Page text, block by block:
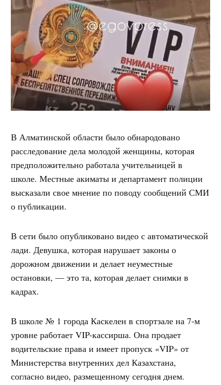
В Алматинской области было обнародовано
расследование дела молодой женщины, которая
предположительно работала учительницей в
школе. Местные акиматы и департамент полиции
высказали свое мнение по поводу сообщений СМИ
о публикации.
В сети было опубликовано видео с автоматической
лади. Девушка, которая нарушает законы о
дорожном движении и делает неуместные
остановки, — это та, которая делает снимки в
кадрах.
В школе № 1 города Каскелен в спортзале на 7-м
уровне работает VIP-кассирша. Она продает
водительские права и имеет пропуск «VIP» от
Министерства внутренних дел Казахстана,
согласно видео, размещенному сегодня днем.